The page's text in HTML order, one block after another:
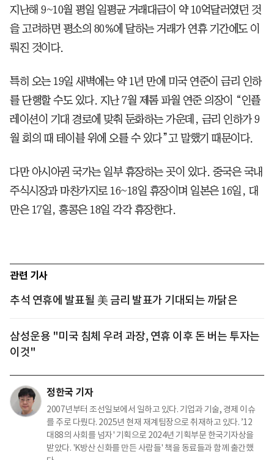
지난해 9~10월 평일 일평균 거래대금이 약 10억달러였던 것
을 고려하면 평소의 80%에 달하는 거래가 연휴 기간에도 이
뤄진 것이다.
특히 오는 19일 새벽에는 약 1년 만에 미국 연준이 금리 인하
를 단행할 수도 있다. 지난 7월 제롬 파월 연준 의장이 “인플
레이션이 기대 경로에 맞춰 둔화하는 가운데, 금리 인하가 9
월 회의 때 테이블 위에 오를 수 있다”고 말했기 때문이다.
다만 아시아권 국가는 일부 휴장하는 곳이 있다. 중국은 국내
주식시장과 마찬가지로 16~18일 휴장이며 일본은 16일, 대
만은 17일, 홍콩은 18일 각각 휴장한다.
관련 기사
추석 연휴에 발표될 美 금리 발표가 기대되는 까닭은
삼성운용 "미국 침체 우려 과장, 연휴 이후 돈 버는 투자는
이것"
정한국 기자
2007년부터 조선일보에서 일하고 있다. 기업과 기술, 경제 이슈
를 주로 다뤘다. 2025년 현재 재계팀장으로 취재하고 있다. ’12
대88의 사회를 넘자' 기획으로 2024년 기획부문 한국기자상을
받았다. 'K방산 신화를 만든 사람들' 책을 동료들과 함께 출간했